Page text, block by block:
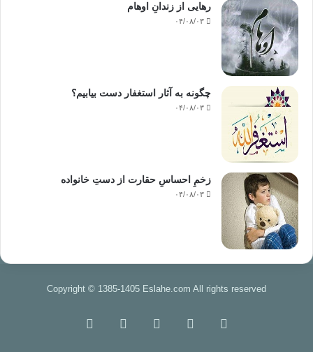
رهایی از زندانِ اوهام
۰۴/۰۸/۰۳
چگونه به آثار استغفار دست بیابیم؟
۰۴/۰۸/۰۳
زخمِ احساسِ حقارت از دستِ خانواده
۰۴/۰۸/۰۳
Copyright © 1385-1405 Eslahe.com All rights reserved
خوراک اینستاگرام